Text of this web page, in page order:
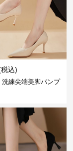
込)
洗練尖端美脚パンプ